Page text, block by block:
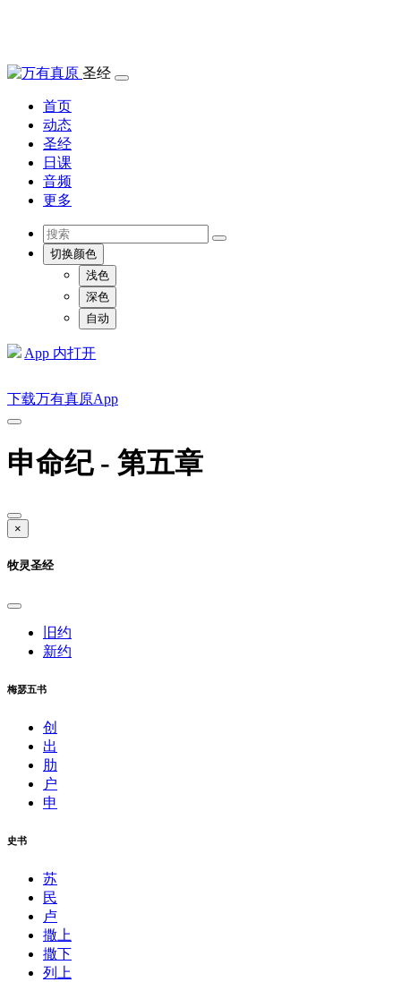
圣经
首页
动态
圣经
日课
音频
更多
切换颜色
浅色
深色
自动
App 内打开
下载万有真原App
申命纪 - 第五章
×
牧灵圣经
旧约
新约
梅瑟五书
创
出
肋
户
申
史书
苏
民
卢
撒上
撒下
列上